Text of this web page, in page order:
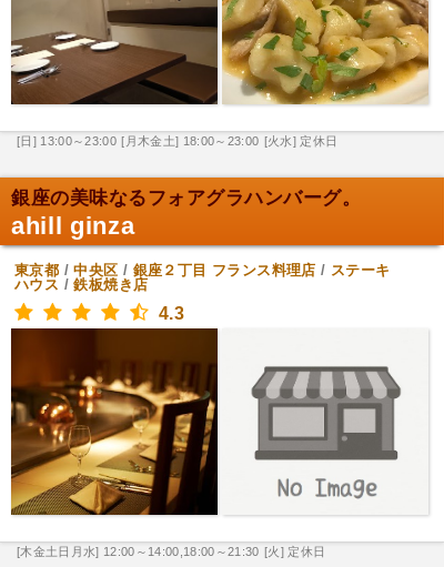
[日] 13:00～23:00 [月木金土] 18:00～23:00 [火水] 定休日
銀座の美味なるフォアグラハンバーグ。
ahill ginza
東京都 /中央区 / 銀座２丁目 フランス料理店 / ステーキ
ハウス /鉄板焼き店
4.3
[木金土日月水] 12:00～14:00,18:00～21:30 [火] 定休日